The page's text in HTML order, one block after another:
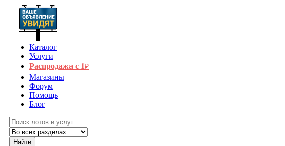
Каталог
Услуги
Распродажа с 1₽
Магазины
Форум
Помощь
Блог
Найти